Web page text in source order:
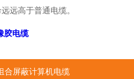
远高于普通电缆。
胶电缆
合屏蔽计算机电缆